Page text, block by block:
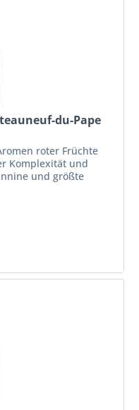
du-Pape
roter Früchte
Komplexität und
und größte